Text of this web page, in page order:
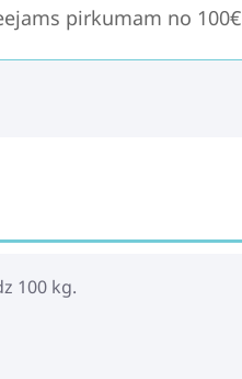
pirkumam no 100€
100 kg.